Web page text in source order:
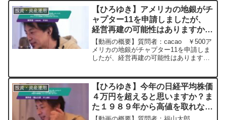
めました結果としては赤字だったのです
が金融業界は興味があ...
投資・資産運用
【ひろゆき】アメリカの地銀がチ
ャプター11を申請しましたが、
経営再建の可能性はありますか。
またここから連鎖する可能性はあ
りますか。ー ひろゆき切り抜
き 20230317
【動画の概要】質問者：cacao ￥500ア
メリカの地銀がチャプター11を申請しま
したが、経営再建の可能性はあります
ありますか。元動画：ABEMA primeから
続いて...
投資・資産運用
【ひろゆき】今年の日経平均株価
４万円を超えると思いますか？ま
た１９８９年から高値を取れない
日経平均株価についてどう思いま